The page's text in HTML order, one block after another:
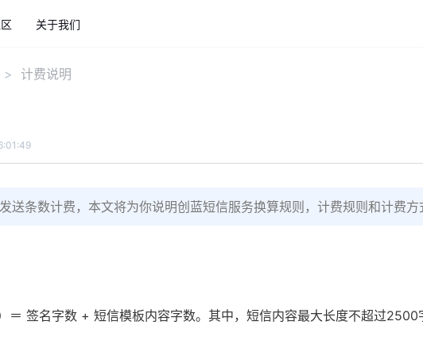
关于我们
计费说明
送条数计费，本文将为你说明创蓝短信服务换算规则，计费规则和计费方
＝ 签名字数 + 短信模板内容字数。其中，短信内容最大长度不超过2500